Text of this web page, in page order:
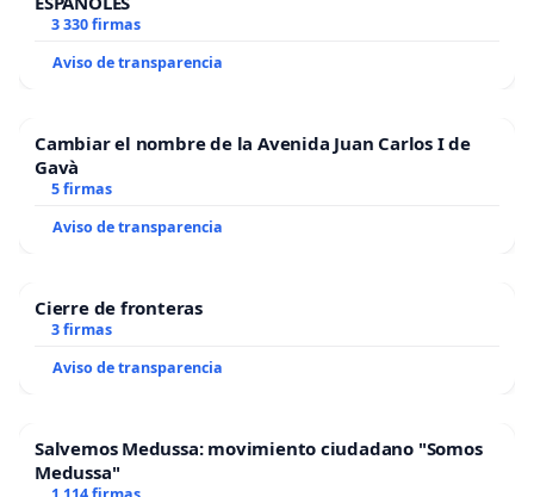
3 330 firmas
Aviso de transparencia
Cambiar el nombre de la Avenida Juan Carlos I de
Gavà
5 firmas
Aviso de transparencia
Cierre de fronteras
3 firmas
Aviso de transparencia
Salvemos Medussa: movimiento ciudadano "Somos
Medussa"